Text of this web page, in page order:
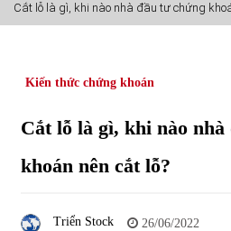
Top 10 mặt hàng Việt
5/2022
15/06/2022
5/2022
Cắt lỗ là gì, khi nào nhà đầu tư chứng
Kiến thức chứng khoán
Cắt lỗ là gì, khi nào
khoán nên cắt lỗ?
Triển Stock 26/06/2022